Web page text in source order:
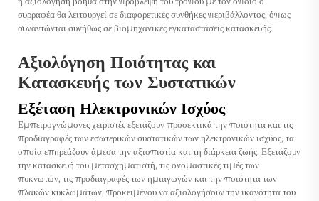
συρραφέαθα λειτουργεί σε διαφορετικές συνθήκες περιβάλλοντος, όπως
συναντώνται συνήθως σε βιομηχανικές εγκαταστάσεις κατασκευής.
Αξιολόγηση Ποιότητας και
Κατασκευής των Συστατικών
Εξέταση Ηλεκτρονικών Ισχύος
Εμπειρογνώμονες χειριστές εξετάζουν προσεκτικά την ποιότητα και τις
προδιαγραφές των εσωτερικών συστατικών των ηλεκτρονικών ισχύος, τα
οποία επηρεάζουν άμεσα την αξιοπιστία και τη διάρκεια ζωής. Εξετάζουν
την κατασκευή του μετασχηματιστή, τις ονομαστικές τιμές των
πυκνωτών, τις προδιαγραφές των ημιαγωγών και την ποιότητα των
πλακών κυκλωμάτων, προκειμένου να αξιολογήσουν την ικανότητα του